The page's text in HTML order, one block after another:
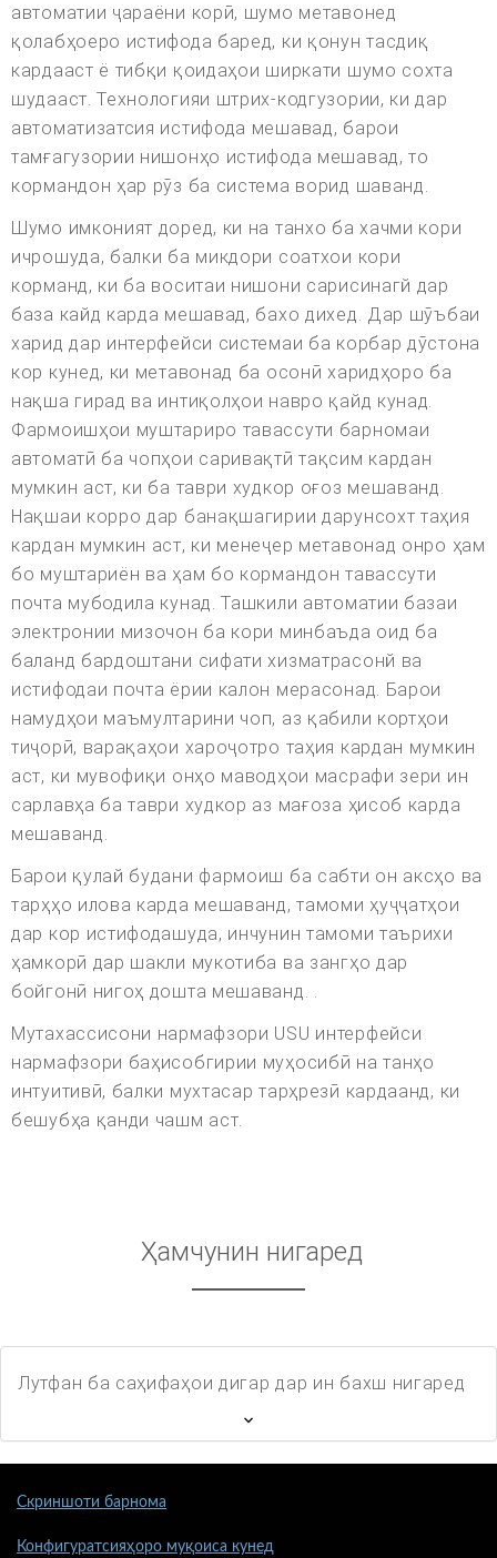
автоматии ҷараёни корӣ, шумо метавонед
қолабҳоеро истифода баред, ки қонун тасдиқ
кардааст ё тибқи қоидаҳои ширкати шумо сохта
шудааст. Технологияи штрих-кодгузории, ки дар
автоматизатсия истифода мешавад, барои
тамғагузории нишонҳо истифода мешавад, то
кормандон ҳар рӯз ба система ворид шаванд.
Шумо имконият доред, ки на танхо ба хачми кори
ичрошуда, балки ба микдори соатхои кори
корманд, ки ба воситаи нишони сарисинагй дар
база кайд карда мешавад, бахо дихед. Дар шӯъбаи
харид дар интерфейси системаи ба корбар дӯстона
кор кунед, ки метавонад ба осонӣ харидҳоро ба
нақша гирад ва интиқолҳои навро қайд кунад.
Фармоишҳои муштариро тавассути барномаи
автоматӣ ба чопҳои саривақтӣ тақсим кардан
мумкин аст, ки ба таври худкор оғоз мешаванд.
Нақшаи корро дар банақшагирии дарунсохт таҳия
кардан мумкин аст, ки менеҷер метавонад онро ҳам
бо муштариён ва ҳам бо кормандон тавассути
почта мубодила кунад. Ташкили автоматии базаи
электронии мизочон ба кори минбаъда оид ба
баланд бардоштани сифати хизматрасонй ва
истифодаи почта ёрии калон мерасонад. Барои
намудҳои маъмултарини чоп, аз қабили кортҳои
тиҷорӣ, варақаҳои хароҷотро таҳия кардан мумкин
аст, ки мувофиқи онҳо маводҳои масрафи зери ин
сарлавҳа ба таври худкор аз мағоза ҳисоб карда
мешаванд.
Барои қулай будани фармоиш ба сабти он аксҳо ва
тарҳҳо илова карда мешаванд, тамоми ҳуҷҷатҳои
дар кор истифодашуда, инчунин тамоми таърихи
ҳамкорӣ дар шакли мукотиба ва зангҳо дар
бойгонӣ нигоҳ дошта мешаванд. .
Мутахассисони нармафзори USU интерфейси
нармафзори баҳисобгирии муҳосибӣ на танҳо
интуитивӣ, балки мухтасар тарҳрезӣ кардаанд, ки
бешубҳа қанди чашм аст.
Ҳамчунин нигаред
Лутфан ба саҳифаҳои дигар дар ин бахш нигаред
Скриншоти барнома
Конфигуратсияҳоро муқоиса кунед